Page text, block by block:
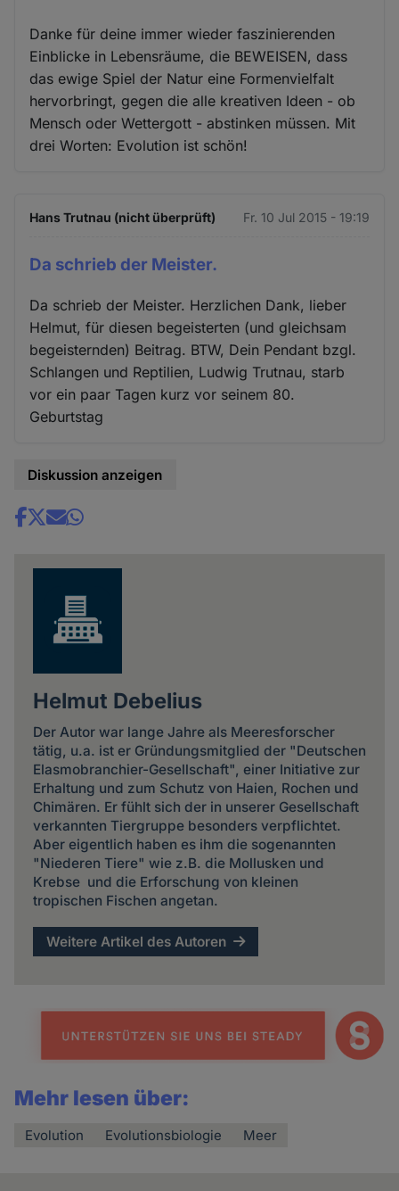
Danke für deine immer wieder faszinierenden
Einblicke in Lebensräume, die BEWEISEN, dass
das ewige Spiel der Natur eine Formenvielfalt
hervorbringt, gegen die alle kreativen Ideen - ob
Mensch oder Wettergott - abstinken müssen. Mit
drei Worten: Evolution ist schön!
Hans Trutnau (nicht überprüft) Fr. 10 Jul 2015 - 19:19
Da schrieb der Meister.
Da schrieb der Meister. Herzlichen Dank, lieber
Helmut, für diesen begeisterten (und gleichsam
begeisternden) Beitrag. BTW, Dein Pendant bzgl.
Schlangen und Reptilien, Ludwig Trutnau, starb
vor ein paar Tagen kurz vor seinem 80.
Geburtstag
Diskussion anzeigen
Share
Helmut Debelius
Der Autor war lange Jahre als Meeresforscher
tätig, u.a. ist er Gründungsmitglied der "Deutschen
Elasmobranchier-Gesellschaft", einer Initiative zur
Erhaltung und zum Schutz von Haien, Rochen und
Chimären. Er fühlt sich der in unserer Gesellschaft
verkannten Tiergruppe besonders verpflichtet.
Aber eigentlich haben es ihm die sogenannten
"Niederen Tiere" wie z.B. die Mollusken und
Krebse und die Erforschung von kleinen
tropischen Fischen angetan.
Weitere Artikel des Autoren
Mehr lesen über:
Evolution Evolutionsbiologie Meer